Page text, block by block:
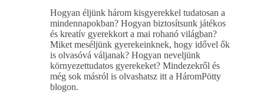
Hogyan éljünk három kisgyerekkel tudatosan a
mindennapokban? Hogyan biztosítsunk játékos
és kreatív gyerekkort a mai rohanó világban?
Miket meséljünk gyerekeinknek, hogy idővel ők
is olvasóvá váljanak? Hogyan neveljünk
környezettudatos gyerekeket? Mindezekről és
még sok másról is olvashatsz itt a HáromPötty
blogon.